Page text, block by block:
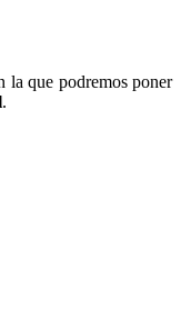
la que podremos poner
.